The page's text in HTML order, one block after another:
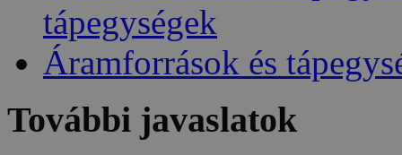
tápegységek
Áramforrások és
További javaslatok